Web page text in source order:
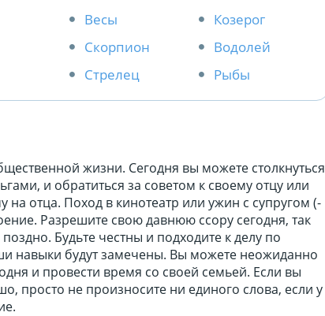
Весы
Скорпион
Стрелец
Козерог
Водолей
Рыбы
жизни. Сегодня вы можете столкнуться
и обратиться за советом к своему отцу или
отца. Поход в кинотеатр или ужин с супругом (-
Разрешите свою давнюю ссору сегодня, так
Будьте честны и подходите к делу по
навыки будут замечены. Вы можете неожиданно
и провести время со своей семьей. Если вы
просто не произносите ни единого слова, если у